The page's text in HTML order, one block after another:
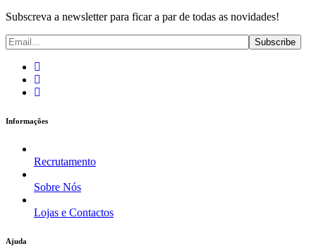
Subscreva a newsletter para ficar a par de todas as novidades!
Informações
Recrutamento
Sobre Nós
Lojas e Contactos
Ajuda